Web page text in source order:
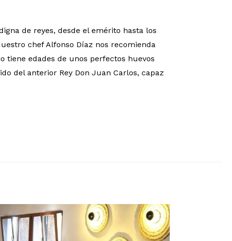
de reyes, desde el emérito hasta los
chef Alfonso Díaz nos recomienda
tiene edades de unos perfectos huevos
del anterior Rey Don Juan Carlos, capaz